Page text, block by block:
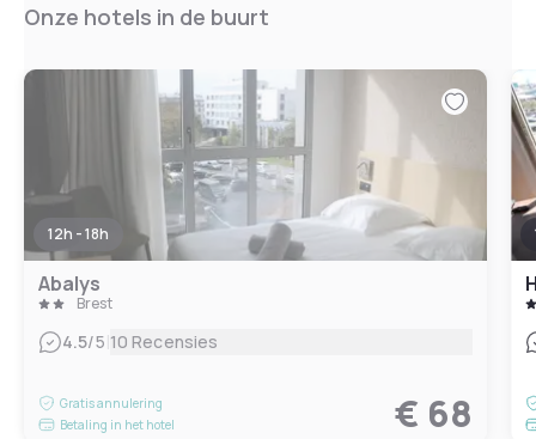
Onze hotels in de buurt
12h - 18h
Abalys
Brest
4.5/5|10 Recensies
Gratis annulering
Betaling in het hotel
€ 68